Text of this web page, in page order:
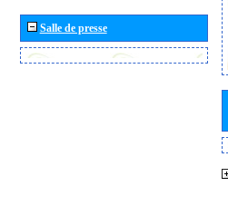
Salle de presse